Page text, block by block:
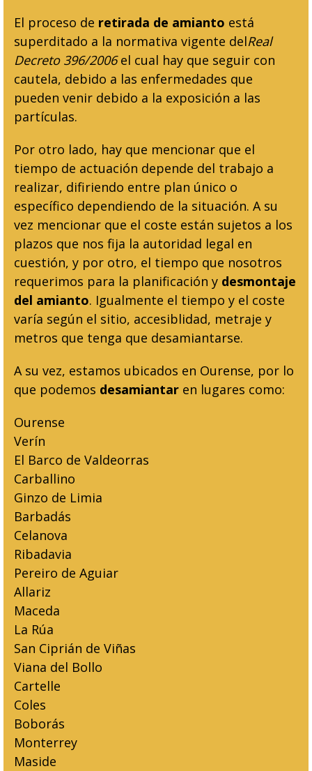
El proceso de retirada de amianto está
superditado a la normativa vigente delReal
Decreto 396/2006el cual hay que seguir con
cautela, debido a las enfermedades que
pueden venir debido a la exposición a las
partículas.
Por otro lado, hay que mencionar que el
tiempo de actuación depende del trabajo a
realizar, difiriendo entre plan único o
específico dependiendo de la situación. A su
vez mencionar que el coste están sujetos a los
plazos que nos fija la autoridad legal en
cuestión, y por otro, el tiempo que nosotros
requerimos para la planificación y desmontaje
del amianto. Igualmente el tiempo y el coste
varía según el sitio, accesiblidad, metraje y
metros que tenga que desamiantarse.
A su vez, estamos ubicados en Ourense, por lo
que podemos desamiantar en lugares como:
Ourense
Verín
El Barco de Valdeorras
Carballino
Ginzo de Limia
Barbadás
Celanova
Ribadavia
Pereiro de Aguiar
Allariz
Maceda
La Rúa
San Ciprián de Viñas
Viana del Bollo
Cartelle
Coles
Boborás
Monterrey
Maside